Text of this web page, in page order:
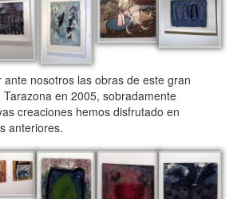
nosotros las obras de este gran
en 2005, sobradamente
creaciones hemos disfrutado en
anteriores.